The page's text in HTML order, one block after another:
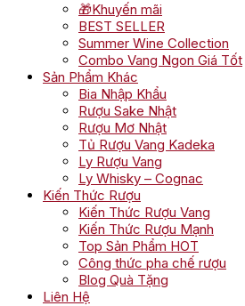
🎁Khuyến mãi
BEST SELLER
Summer Wine Collection
Combo Vang Ngon Giá Tốt
Sản Phẩm Khác
Bia Nhập Khẩu
Rượu Sake Nhật
Rượu Mơ Nhật
Tủ Rượu Vang Kadeka
Ly Rượu Vang
Ly Whisky – Cognac
Kiến Thức Rượu
Kiến Thức Rượu Vang
Kiến Thức Rượu Mạnh
Top Sản Phẩm HOT
Công thức pha chế rượu
Blog Quà Tặng
Liên Hệ